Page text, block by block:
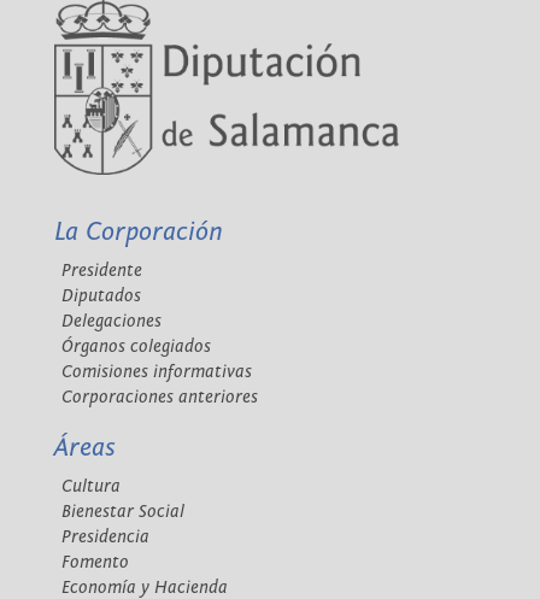
La Corporación
Presidente
Diputados
Delegaciones
Órganos colegiados
Comisiones informativas
Corporaciones anteriores
Áreas
Cultura
Bienestar Social
Presidencia
Fomento
Economía y Hacienda